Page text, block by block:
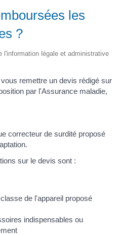
les
?
l'information légale et administrative
remettre un devis rédigé sur
par l'Assurance maladie,
correcteur de surdité proposé
sur le devis sont :
de l'appareil proposé
indispensables ou